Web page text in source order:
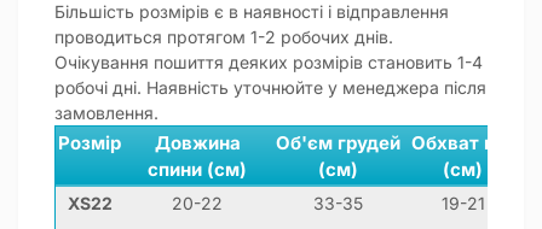
Більшість розмірів є в наявності і відправлення
проводиться протягом 1-2 робочих днів.
Очікування пошиття деяких розмірів становить 1-4
робочі дні. Наявність уточнюйте у менеджера після
замовлення.
Розмір
Довжина
спини (см)
Об'єм грудей
(см)
Обхват шиї
(см)
XS22 20-22 33-35 19-21